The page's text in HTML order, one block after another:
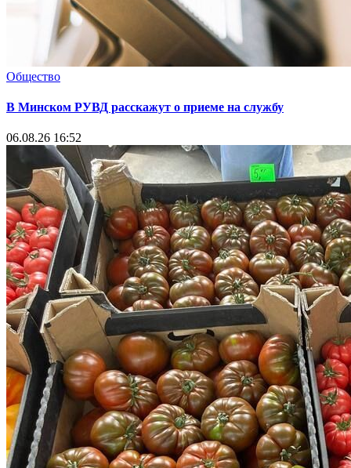
Общество
В Минском РУВД расскажут о приеме на службу
06.08.26 16:52